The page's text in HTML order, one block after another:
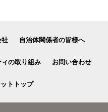
社 自治体関係者の皆様へ
の取り組み お問い合わせ
トトップ